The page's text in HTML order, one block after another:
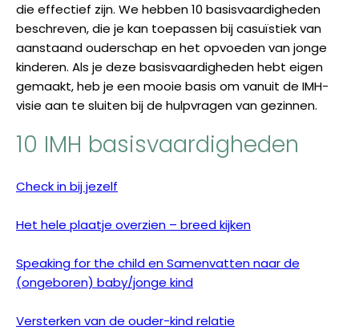
die effectief zijn. We hebben 10 basisvaardigheden
beschreven, die je kan toepassen bij casuïstiek van
aanstaand ouderschap en het opvoeden van jonge
kinderen. Als je deze basisvaardigheden hebt eigen
gemaakt, heb je een mooie basis om vanuit de IMH-
visie aan te sluiten bij de hulpvragen van gezinnen.
10 IMH basisvaardigheden
Check in bij jezelf
Het hele plaatje overzien – breed kijken​
Speaking for the child en Samenvatten naar de
(ongeboren) baby/jonge kind
Versterken van de ouder-kind relatie